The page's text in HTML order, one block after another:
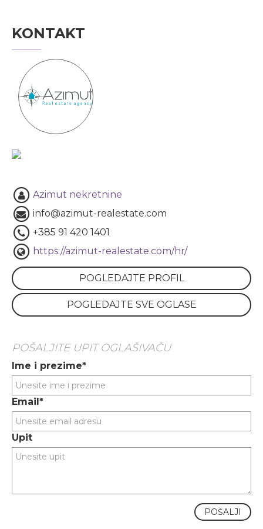
KONTAKT
Azimut nekretnine
info@azimut-realestate.com
+385 91 420 1401
https://azimut-realestate.com/hr/
POGLEDAJTE PROFIL
POGLEDAJTE SVE OGLASE
POŠALJITE UPIT OGLAŠIVAČU
Ime i prezime*
Email*
Upit
POŠALJI